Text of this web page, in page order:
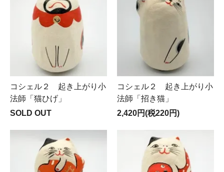
コシェル２ 起き上がり小
法師「猫ひげ」
SOLD OUT
コシェル２ 起き上がり小
法師「招き猫」
2,420円(税220円)